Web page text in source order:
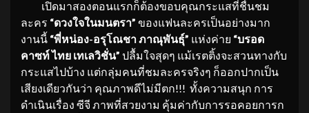
เปิดมาสองตอนแรกก็ต้องขอบคุณกระแสที่ชื่นชม
ละคร “ดวงใจในมนตรา” ของแฟนละครเป็นอย่างมาก
งานนี้ “พี่หน่อง-อรุโณชา ภาณุพันธุ์” แห่งค่าย “บรอด
คาซท์ ไทย เทเลวิชั่น” ปลื้มใจสุดๆ แม้เรตติ้งจะสวนทางกับ
กระแสไปบ้าง แต่กลุ่มคนที่ชมละครจริงๆ ก็ออกปากเป็น
เสียงเดียวกันว่า คุณภาพดีไม่มีตก!!! ทั้งความสนุก การ
ดำเนินเรื่อง ซีจี ภาพที่สวยงาม คุ้มค่ากับการรอคอยการก